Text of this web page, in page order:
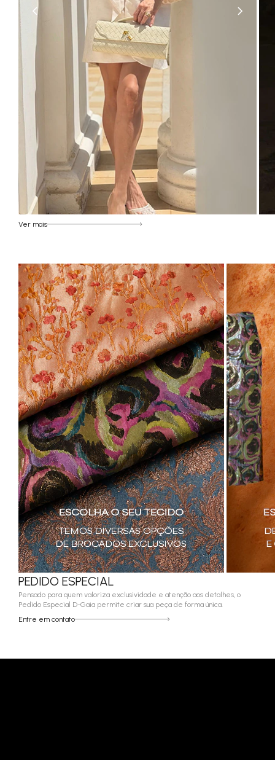
Ver mais
PEDIDO ESPECIAL
Pensado para quem valoriza exclusividade e atenção aos detalhes, o
Pedido Especial D-Gaia permite criar sua peça de forma única.
Entre em contato